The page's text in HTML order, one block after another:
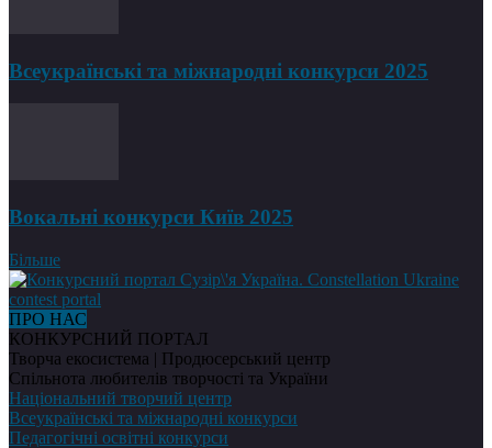
Всеукраїнські та міжнародні конкурси 2025
Вокальні конкурси Київ 2025
Більше
ПРО НАС
КОНКУРСНИЙ ПОРТАЛ
Творча екосистема | Продюсерський центр
Спільнота любителів творчості та України
Національний творчий центр
Всеукраїнські та міжнародні конкурси
Педагогічні освітні конкурси